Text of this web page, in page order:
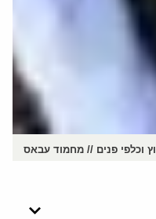
וכלפי פנים // מחמוד עבאס